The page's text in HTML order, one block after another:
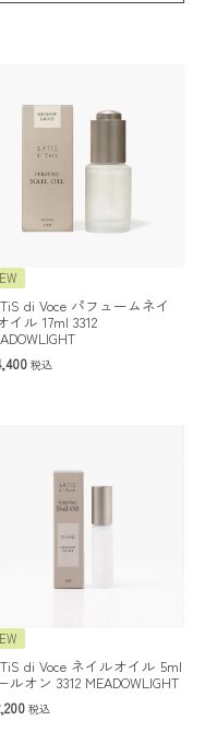
di Voce パフュームネイ
イル 17ml 3312
税込
di Voce ネイルオイル 5ml
ルオン 3312 MEADOWLIGHT
税込